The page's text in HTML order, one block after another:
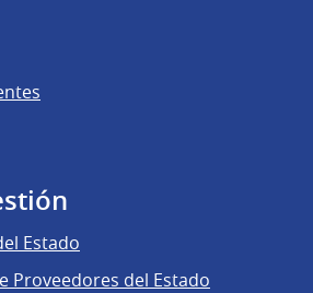
Estado
Proveedores del Estado